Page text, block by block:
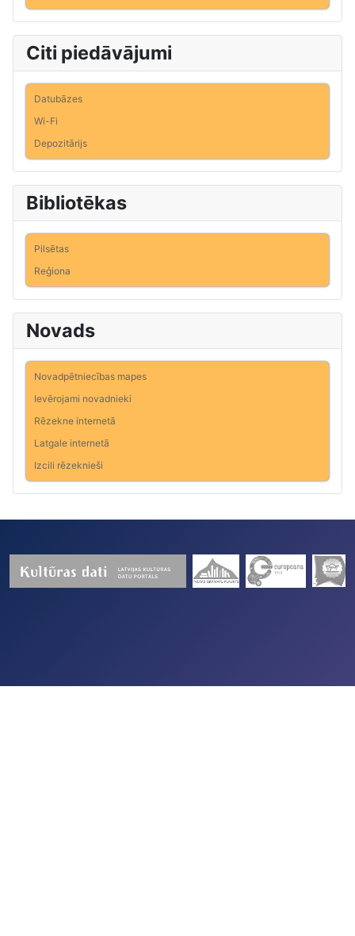
Citi piedāvājumi
Datubāzes
Wi-Fi
Depozitārijs
Bibliotēkas
Pilsētas
Reģiona
Novads
Novadpētniecības mapes
Ievērojami novadnieki
Rēzekne internetā
Latgale internetā
Izcili rēzeknieši